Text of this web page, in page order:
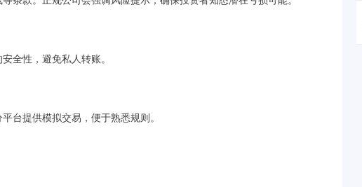
全性，避免私人转账。
台提供模拟交易，便于熟悉规则。